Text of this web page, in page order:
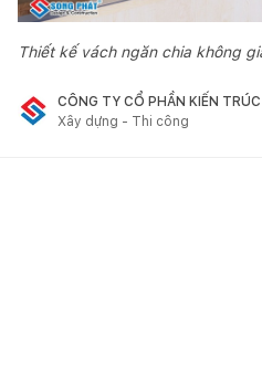
Thiết kế vách ngăn chia không
CÔNG TY CỔ PHẦN KIẾN
dõi
Xây dựng - Thi công